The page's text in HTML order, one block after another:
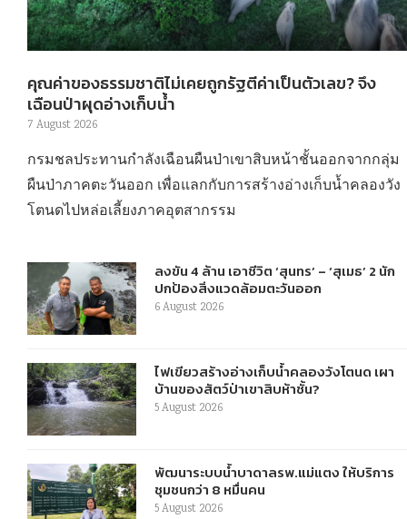
คุณค่าของธรรมชาติไม่เคยถูกรัฐตีค่าเป็นตัวเลข? จึง
เฉือนป่าผุดอ่างเก็บน้ำ
7 August 2026
กรมชลประทานกำลังเฉือนผืนป่าเขาสิบหน้าชั้นออกจากกลุ่ม
ผืนป่าภาคตะวันออก เพื่อแลกกับการสร้างอ่างเก็บน้ำคลองวัง
โตนดไปหล่อเลี้ยงภาคอุตสากรรม
ลงขัน 4 ล้าน เอาชีวิต ‘สุนทร’ – ‘สุเมธ’ 2 นัก
ปกป้องสิ่งแวดล้อมตะวันออก
6 August 2026
ไฟเขียวสร้างอ่างเก็บน้ำคลองวังโตนด เผา
บ้านของสัตว์ป่าเขาสิบห้าชั้น?
5 August 2026
พัฒนาระบบน้ำบาดาลรพ.แม่แตง ให้บริการ
ชุมชนกว่า 8 หมื่นคน
5 August 2026